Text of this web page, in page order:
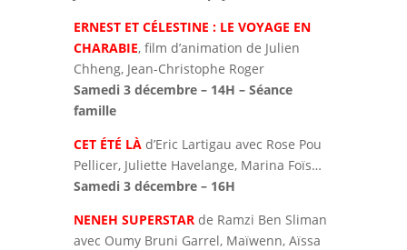
ERNEST ET CÉLESTINE : LE VOYAGE EN
CHARABIE, film d’animation de Julien
Chheng, Jean-Christophe Roger
Samedi 3 décembre – 14H – Séance
famille
CET ÉTÉ LÀ d’Eric Lartigau avec Rose Pou
Pellicer, Juliette Havelange, Marina Foïs…
Samedi 3 décembre – 16H
NENEH SUPERSTAR de Ramzi Ben Sliman
avec Oumy Bruni Garrel, Maïwenn, Aïssa